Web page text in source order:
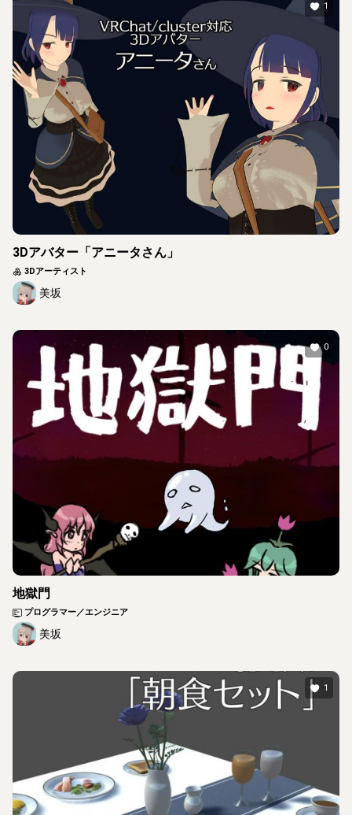
1
3Dアバター「アニータさん」
3Dアーティスト
美坂
0
地獄門
プログラマー／エンジニア
美坂
1